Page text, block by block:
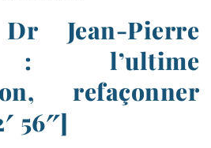
Jean-​Pierre
: l’ultime
refaçonner
56″]